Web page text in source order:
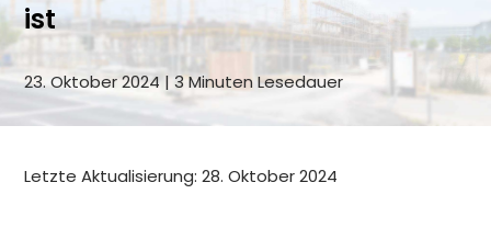
Jetzt anfragen
English
ist
23. Oktober 2024 | 3 Minuten Lesedauer
Letzte Aktualisierung: 28. Oktober 2024